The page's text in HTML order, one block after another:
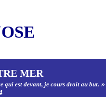
MER
qui est devant, je cours droit au but. »